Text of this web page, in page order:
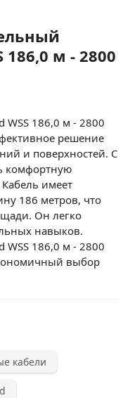
186,0 м - 2800
WSS 186,0 м - 2800
решение
и поверхностей. С
комфортную
имеет
186 метров, что
Он легко
навыков.
WSS 186,0 м - 2800
выбор
кабели